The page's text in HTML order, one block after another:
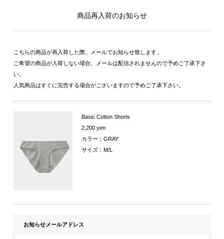
商品再入荷のお知らせ
こちらの商品が再入荷した際、メールでお知らせ致します。
ご希望の商品が入荷しない場合、メールは配信されませんので予めご了承下さ
い。
人気商品はすぐに完売する場合がございますので予めご了承下さい。
Basic Cotton Shorts
2,200 yen
カラー：GRAY
サイズ：M/L
お知らせメールアドレス